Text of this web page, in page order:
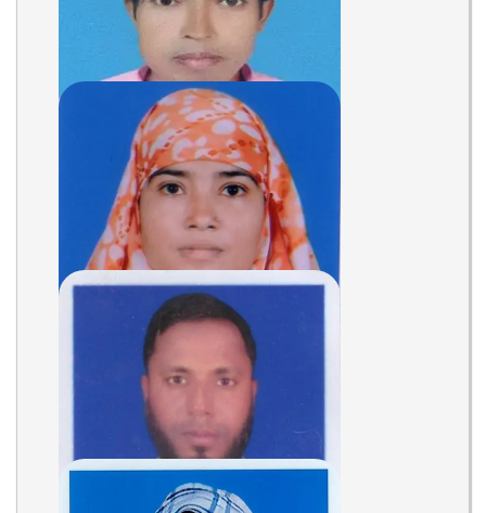
Teacher
Bhairab Chandra Ray
Assistant Teacher
Teacher
Shahida Khatun
Assistant Teacher
Teacher